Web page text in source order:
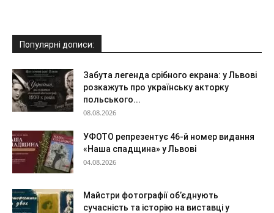
Популярні дописи:
Забута легенда срібного екрана: у Львові
розкажуть про українську акторку
польського...
08.08.2026
УФОТО репрезентує 46-й номер видання
«Наша спадщина» у Львові
04.08.2026
Майстри фотографії об’єднують
сучасність та історію на виставці у